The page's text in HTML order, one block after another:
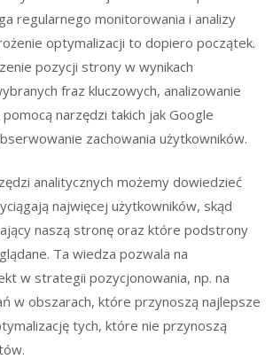
regularnego monitorowania i analizy
optymalizacji to dopiero początek.
pozycji strony w wynikach
fraz kluczowych, analizowanie
narzędzi takich jak Google
zachowania użytkowników.
analitycznych możemy dowiedzieć
najwięcej użytkowników, skąd
naszą stronę oraz które podstrony
Ta wiedza pozwala na
w strategii pozycjonowania, np. na
w obszarach, które przynoszą najlepsze
tych, które nie przynoszą